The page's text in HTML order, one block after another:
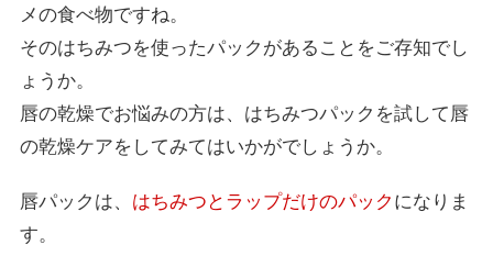
メの食べ物ですね。
そのはちみつを使ったパックがあることをご存知でし
ょうか。
唇の乾燥でお悩みの方は、はちみつパックを試して唇
の乾燥ケアをしてみてはいかがでしょうか。
唇パックは、 はちみつとラップだけのパック になりま
す。